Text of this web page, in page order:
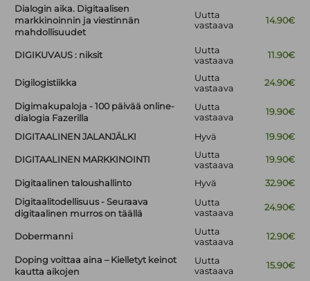
Dialogin aika. Digitaalisen
markkinoinnin ja viestinnän
mahdollisuudet
Uutta
vastaava
14.90€
DIGIKUVAUS : niksit
Uutta
vastaava
11.90€
Digilogistiikka
Uutta
vastaava
24.90€
Digimakupaloja - 100 päivää online-
dialogia Fazerilla
Uutta
vastaava
19.90€
DIGITAALINEN JALANJÄLKI Hyvä 19.90€
DIGITAALINEN MARKKINOINTI
Uutta
vastaava
19.90€
Digitaalinen taloushallinto Hyvä
32.90€
Digitaalitodellisuus - Seuraava
digitaalinen murros on täällä
Uutta
vastaava
24.90€
Dobermanni
Uutta
vastaava
12.90€
Doping voittaa aina – Kielletyt keinot
kautta aikojen
Uutta
vastaava
15.90€